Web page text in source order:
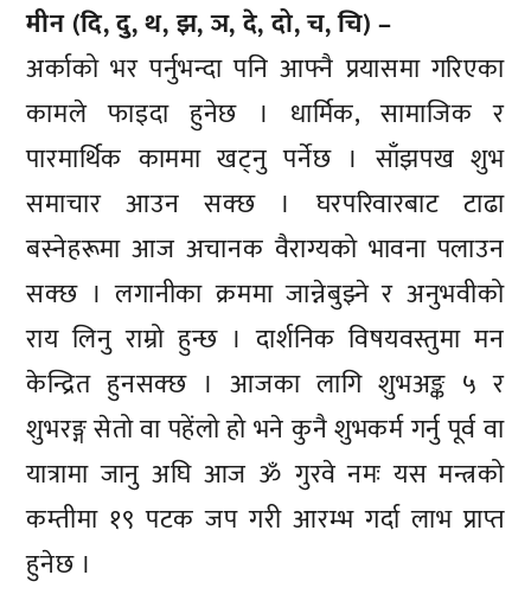
मीन (दि, दु, थ, झ, ञ, दे, दो, च, चि) –
अर्काको भर पर्नुभन्दा पनि आफ्नै प्रयासमा गरिएका
कामले फाइदा हुनेछ । धार्मिक, सामाजिक र
पारमार्थिक काममा खट्नु पर्नेछ । साँझपख शुभ
समाचार आउन सक्छ । घरपरिवारबाट टाढा
बस्नेहरूमा आज अचानक वैराग्यको भावना पलाउन
सक्छ । लगानीका क्रममा जान्नेबुझ्ने र अनुभवीको
राय लिनु राम्रो हुन्छ । दार्शनिक विषयवस्तुमा मन
केन्द्रित हुनसक्छ । आजका लागि शुभअङ्क ५ र
शुभरङ्ग सेतो वा पहेंलो हो भने कुनै शुभकर्म गर्नु पूर्व वा
यात्रामा जानु अघि आज ॐ गुरवे नमः यस मन्त्रको
कम्तीमा १९ पटक जप गरी आरम्भ गर्दा लाभ प्राप्त
हुनेछ ।